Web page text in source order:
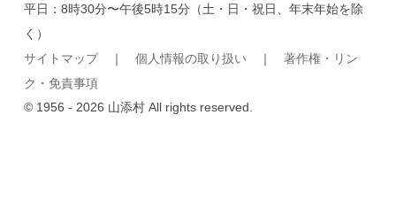
平日：8時30分〜午後5時15分（土・日・祝日、年末年始を除
く）
サイトマップ｜個人情報の取り扱い ｜著作権・リン
ク・免責事項
© 1956 - 2026 山添村 All rights reserved.